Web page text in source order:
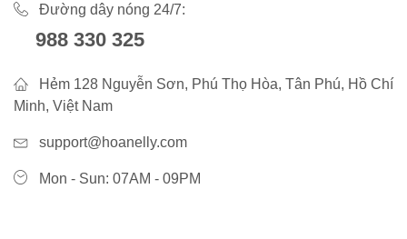
Đường dây nóng 24/7:
988 330 325
Hẻm 128 Nguyễn Sơn, Phú Thọ Hòa, Tân Phú, Hồ Chí
Minh, Việt Nam
support@hoanelly.com
Mon - Sun: 07AM - 09PM